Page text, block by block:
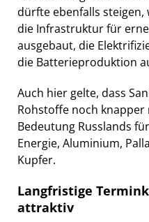
dürfte ebenfalls steigen,
die Infrastruktur für
ausgebaut, die
die Batterieproduktion
Auch hier gelte, dass
Rohstoffe noch knapper
Bedeutung Russlands
Energie, Aluminium,
Kupfer.
Langfristige
attraktiv